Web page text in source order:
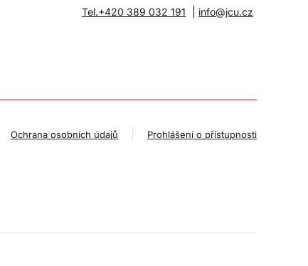
Tel.+420 389 032 191 info@jcu.cz
Ochrana osobních údajů Prohlášení o přístupnosti